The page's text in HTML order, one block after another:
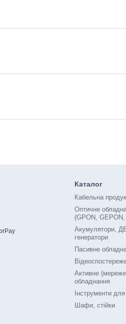
Каталог
Кабельна
Оптичне
(GPON,
Акумулятори,
генератори
Пасивне
Активне
обладнання
Інструменти
Шафи, стійки